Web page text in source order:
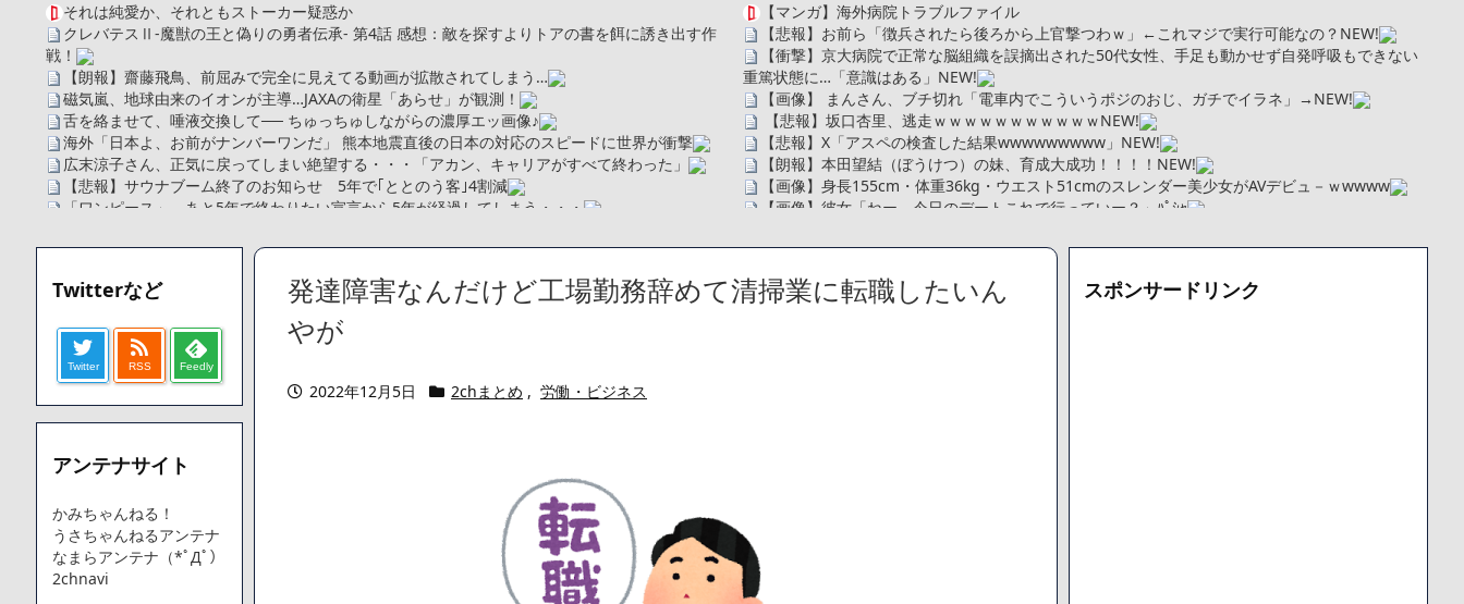
それは純愛か、それともストーカー疑惑か
クレバテスⅡ-魔獣の王と偽りの勇者伝承- 第4話 感想：敵を探すよりトアの書を餌に誘き出す作
戦！
【朗報】齋藤飛鳥、前屈みで完全に見えてる動画が拡散されてしまう…
磁気嵐、地球由来のイオンが主導…JAXAの衛星「あらせ」が観測！
舌を絡ませて、唾液交換して── ちゅっちゅしながらの濃厚エッ画像♪
海外「日本よ、お前がナンバーワンだ」 熊本地震直後の日本の対応のスピードに世界が衝撃
広末涼子さん、正気に戻ってしまい絶望する・・・「アカン、キャリアがすべて終わった」
【悲報】サウナブーム終了のお知らせ 5年で｢ととのう客｣4割減
「ワンピース」、あと5年で終わりたい宣言から5年が経過してしまう・・・
【画像】さくまあきら「桃鉄の赤マスは実際に行ってみてクソだった所です」
【愕然】ワイ「豚バラ220gカリッカリになるまで焼いて重さ調べたろww(2割3割減ったら御の
字やろなあww)」→結果・・・・・・・・・・・・・・・・・・・
【悲報】ジェネリック医薬品、4割が承認書と異なる製造だったことが発覚「衝撃的な数字だ」
【速報】楽天グループ、減損損失約160億円と約700億円の繰延税金資産の取崩し
【悲報】読売新聞、「避難所の自販機が壊されて窃盗された」というデマ記事をこっそり削除し
てしまう
SM風俗嬢ワイ、なんでも答えるが質問ある？
Powered by livedoor 相互RSS
【マンガ】海外病院トラブルファイル
【悲報】お前ら「徴兵されたら後ろから上官撃つわｗ」←これマジで実行可能なの？ NEW!
【衝撃】京大病院で正常な脳組織を誤摘出された50代女性、手足も動かせず自発呼吸もできない
重篤状態に…「意識はある」 NEW!
【画像】 まんさん、ブチ切れ「電車内でこういうポジのおじ、ガチでイラネ」→ NEW!
【悲報】坂口杏里、逃走ｗｗｗｗｗｗｗｗｗｗｗNEW!
【悲報】X「アスペの検査した結果wwwwwwwww」 NEW!
【朗報】本田望結（ぼうけつ）の妹、育成大成功！！！！ NEW!
【画像】身長155cm・体重36kg・ウエスト51cmのスレンダー美少女がAVデビュ－ｗwwww
【画像】彼女「ねー、今日のデートこれで行っていー？」ﾊﾟｼｬ
【配信者】「金バエ」のSNS更新が1週間途絶え、様々な憶測が飛び交う。1週間ぶりの投稿でも
一人称が「ボキ」ではなく「俺」となっており、本人ではないとの憶測が広がる
かつてはSONYのパソコンだった「VAIO」家電量販店のノジマに買収されてしまう
発達障害なんだけど工場勤務辞めて清掃業に転職したいん
やが
2022年12月5日 2chまとめ , 労働・ビジネス
Twitterなど
Twitter RSS Feedly
アンテナサイト
かみちゃんねる！
うさちゃんねるアンテナ
なまらアンテナ（*ﾟДﾟ）
2chnavi
スポンサードリンク